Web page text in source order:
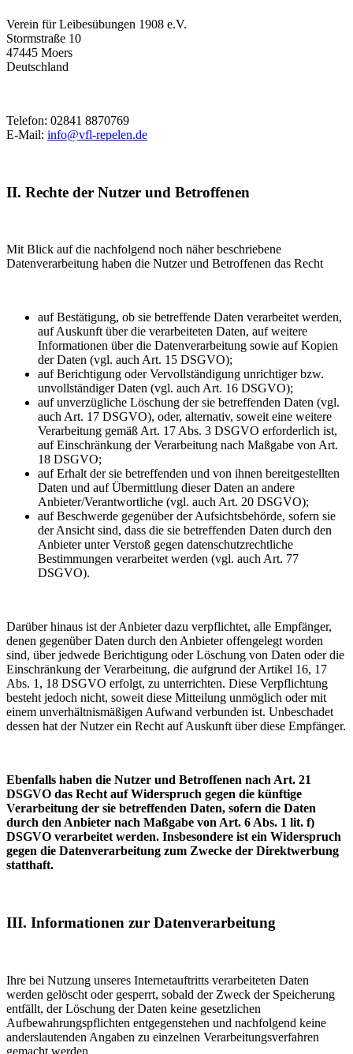
Verein für Leibesübungen 1908 e.V.
Stormstraße 10
47445 Moers
Deutschland
Telefon: 02841 8870769
E-Mail: info@vfl-repelen.de
II. Rechte der Nutzer und Betroffenen
Mit Blick auf die nachfolgend noch näher beschriebene
Datenverarbeitung haben die Nutzer und Betroffenen das Recht
auf Bestätigung, ob sie betreffende Daten verarbeitet werden,
auf Auskunft über die verarbeiteten Daten, auf weitere
Informationen über die Datenverarbeitung sowie auf Kopien
der Daten (vgl. auch Art. 15 DSGVO);
auf Berichtigung oder Vervollständigung unrichtiger bzw.
unvollständiger Daten (vgl. auch Art. 16 DSGVO);
auf unverzügliche Löschung der sie betreffenden Daten (vgl.
auch Art. 17 DSGVO), oder, alternativ, soweit eine weitere
Verarbeitung gemäß Art. 17 Abs. 3 DSGVO erforderlich ist,
auf Einschränkung der Verarbeitung nach Maßgabe von Art.
18 DSGVO;
auf Erhalt der sie betreffenden und von ihnen bereitgestellten
Daten und auf Übermittlung dieser Daten an andere
Anbieter/Verantwortliche (vgl. auch Art. 20 DSGVO);
auf Beschwerde gegenüber der Aufsichtsbehörde, sofern sie
der Ansicht sind, dass die sie betreffenden Daten durch den
Anbieter unter Verstoß gegen datenschutzrechtliche
Bestimmungen verarbeitet werden (vgl. auch Art. 77
DSGVO).
Darüber hinaus ist der Anbieter dazu verpflichtet, alle Empfänger,
denen gegenüber Daten durch den Anbieter offengelegt worden
sind, über jedwede Berichtigung oder Löschung von Daten oder die
Einschränkung der Verarbeitung, die aufgrund der Artikel 16, 17
Abs. 1, 18 DSGVO erfolgt, zu unterrichten. Diese Verpflichtung
besteht jedoch nicht, soweit diese Mitteilung unmöglich oder mit
einem unverhältnismäßigen Aufwand verbunden ist. Unbeschadet
dessen hat der Nutzer ein Recht auf Auskunft über diese Empfänger.
Ebenfalls haben die Nutzer und Betroffenen nach Art. 21
DSGVO das Recht auf Widerspruch gegen die künftige
Verarbeitung der sie betreffenden Daten, sofern die Daten
durch den Anbieter nach Maßgabe von Art. 6 Abs. 1 lit. f)
DSGVO verarbeitet werden. Insbesondere ist ein Widerspruch
gegen die Datenverarbeitung zum Zwecke der Direktwerbung
statthaft.
III. Informationen zur Datenverarbeitung
Ihre bei Nutzung unseres Internetauftritts verarbeiteten Daten
werden gelöscht oder gesperrt, sobald der Zweck der Speicherung
entfällt, der Löschung der Daten keine gesetzlichen
Aufbewahrungspflichten entgegenstehen und nachfolgend keine
anderslautenden Angaben zu einzelnen Verarbeitungsverfahren
gemacht werden.